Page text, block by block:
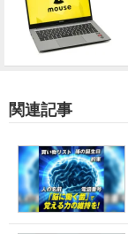
関連記事